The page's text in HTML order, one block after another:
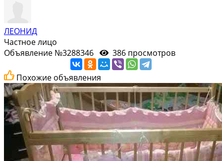
ЛЕОНИД
Частное лицо
Объявление №3288346
386 просмотров
Похожие объявления